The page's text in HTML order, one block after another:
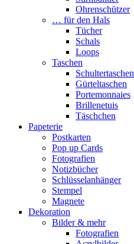
Ohrenschützer
… für den Hals
Tücher
Schals
Loops
Taschen
Schultertaschen
Gürteltaschen
Portemonnaies
Brillenetuis
Täschchen
Papeterie
Postkarten
Pop up Cards
Fotografien
Notizbücher
Schlüsselanhänger
Stempel
Magnete
Dekoration
Bilder & mehr
Fotografien